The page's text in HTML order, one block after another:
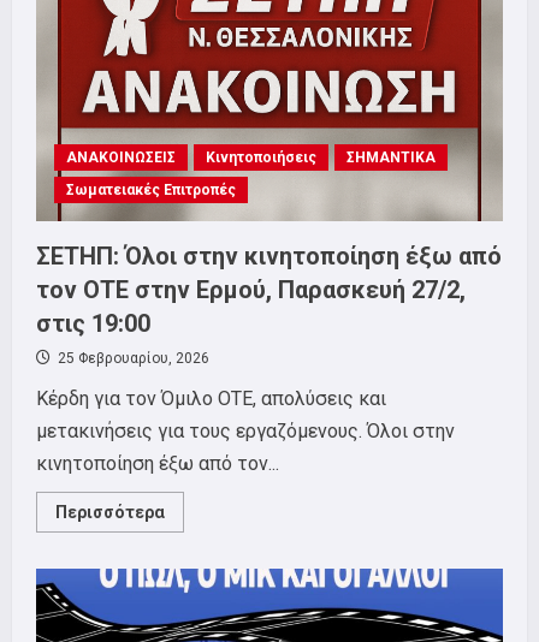
την
24ωρη
απεργία.
Πέμπτη
5
Μαρτίου!
ΑΝΑΚΟΙΝΩΣΕΙΣ Κινητοποιήσεις
ΣΗΜΑΝΤΙΚΑ
Σωματειακές Επιτροπές
ΣΕΤΗΠ: Όλοι στην κινητοποίηση έξω από
τον ΟΤΕ στην Ερμού, Παρασκευή 27/2,
στις 19:00
25 Φεβρουαρίου, 2026
Κέρδη για τον Όμιλο ΟΤΕ, απολύσεις και
μετακινήσεις για τους εργαζόμενους. Όλοι στην
κινητοποίηση έξω από τον...
Περισσότερα
more
Όλοι
στην
κινητοποίηση
έξω